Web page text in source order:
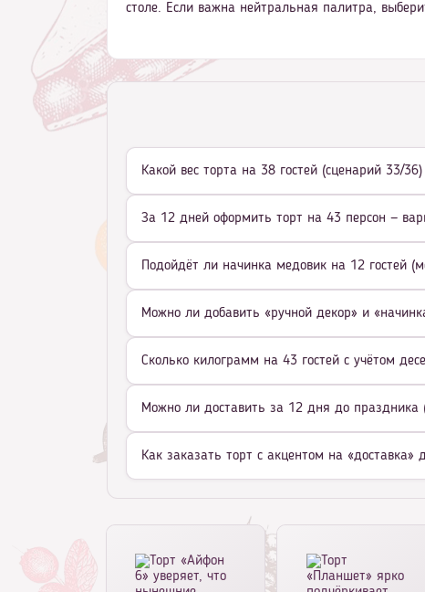
столе. Если важна нейтральная палитра,
Какой вес торта на 38 гостей (сценарий 33/
За 12 дней оформить торт на 43 персон —
Подойдёт ли начинка медовик на 12 гостей
Можно ли добавить «ручной декор» и
Сколько килограмм на 43 гостей с учётом
Можно ли доставить за 12 дня до праздника
Как заказать торт с акцентом на